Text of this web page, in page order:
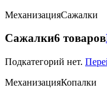
МеханизацияСажалки
Сажалки6 товаров
Подкатегорий нет.
МеханизацияКопалки